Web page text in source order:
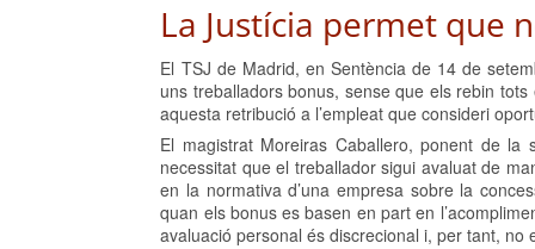
La Justícia permet que
El TSJ de Madrid, en Sentència de 14 de
uns treballadors bonus, sense que els rebin
aquesta retribució a l’empleat que consideri
El magistrat Moreiras Caballero, ponent de
necessitat que el treballador sigui avaluat de
en la normativa d’una empresa sobre la
quan els bonus es basen en part en
avaluació personal és discrecional i, per tant,